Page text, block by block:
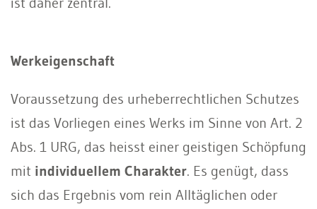
Werkeigenschaft
Voraussetzung des urheberrechtlichen Schutzes
ist das Vorliegen eines Werks im Sinne von Art. 2
Abs. 1 URG, das heisst einer geistigen Schöpfung
mit individuellem Charakter. Es genügt, dass
sich das Ergebnis vom rein Alltäglichen oder